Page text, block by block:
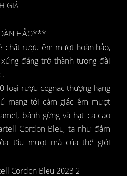
GIÁ
HẢO***
chất rượu êm mượt hoàn hảo,
đáng trở thành tượng đài
loại rượu cognac thượng hạng
mang tới cảm giác êm mượt
bánh gừng và hạt ca cao
Cordon Bleu, ta như đắm
tấu mượt mà của thế giới